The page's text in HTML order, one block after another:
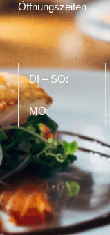
Öffnungszeiten
DI – SO:
MO: